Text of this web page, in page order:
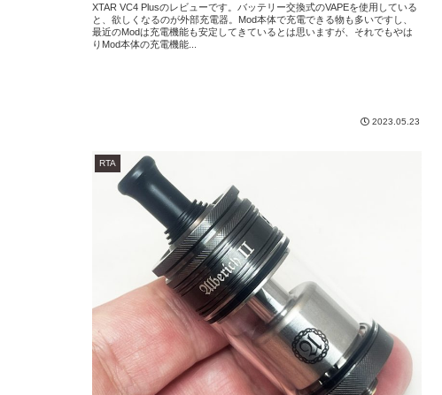
XTAR VC4 Plusのレビューです。バッテリー交換式のVAPEを使用している
と、欲しくなるのが外部充電器。Mod本体で充電できる物も多いですし、
最近のModは充電機能も安定してきているとは思いますが、それでもやは
りMod本体の充電機能...
2023.05.23
RTA